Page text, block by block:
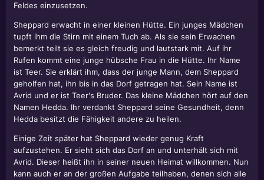
Feldes einzusetzen.
Sheppard erwacht in einer kleinen Hütte. Ein junges Mädchen
tupft ihm die Stirn mit einem Tuch ab. Als sie sein Erwachen
bemerkt teilt sie es gleich freudig und lautstark mit. Auf ihr
Rufen kommt eine junge hübsche Frau in die Hütte. Ihr Name
ist Teer. Sie erklärt ihm, dass der junge Mann, dem Sheppard
geholfen hat, ihn bis in das Dorf getragen hat. Sein Name ist
Avrid und er ist Teer's Bruder. Das kleine Mädchen hört auf den
Namen Hedda. Ihr verdankt Sheppard seine Gesundheit, denn
Hedda besitzt die Fähigkeit andere zu heilen.
Einige Zeit später hat Sheppard wieder genug Kraft
aufzustehen. Er sieht sich das Dorf an und unterhält sich mit
Avrid. Dieser heißt ihn in seiner neuen Heimat willkommen. Nun
kann auch er an der großen Aufgabe teilhaben, denen sich alle